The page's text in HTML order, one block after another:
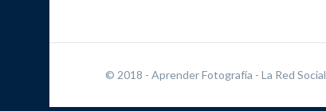
© 2018 - Aprender Fotografía - La Red Social